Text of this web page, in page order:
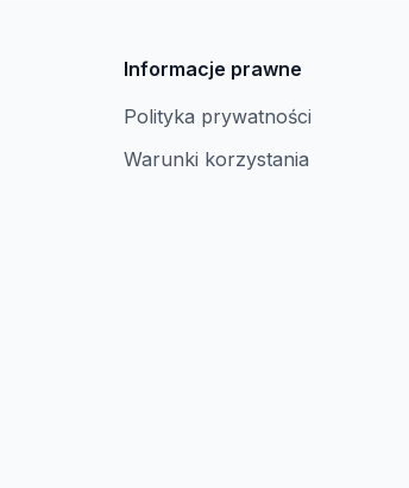
Informacje prawne
Polityka prywatności
Warunki korzystania